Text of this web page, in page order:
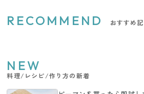
RECOMMEND おすすめ
NEW
料理/レシピ/作り方の新着